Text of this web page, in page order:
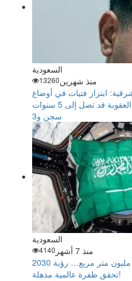
السعودية
منذ شهرين13260
ابتزاز فتيات في أوضاع
مخلة وغضب واسع على فيسبوك.. العقوبة قد تصل إلى 5 سنوات
سجن و3
السعودية
منذ 7 أشهر
4140
ترامب يغزو السعودية بمشروع 2.6 مليون متر مربع… رؤية 2030
تحقق طفرة عالمية مذهلة!